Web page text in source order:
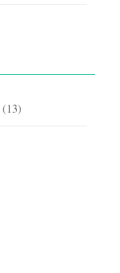
(13)